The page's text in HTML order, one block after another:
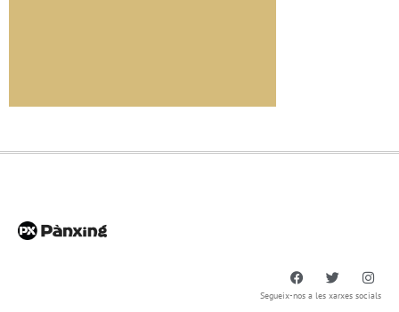
Segueix-nos a les xarxes socials